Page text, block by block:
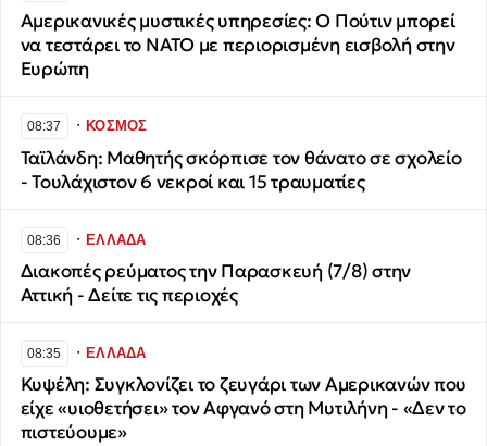
Αμερικανικές μυστικές υπηρεσίες: Ο Πούτιν μπορεί
να τεστάρει το ΝΑΤΟ με περιορισμένη εισβολή στην
Ευρώπη
08:37 ∙ΚΟΣΜΟΣ
Ταϊλάνδη: Μαθητής σκόρπισε τον θάνατο σε σχολείο
- Τουλάχιστον 6 νεκροί και 15 τραυματίες
08:36 ∙ΕΛΛΑΔΑ
Διακοπές ρεύματος την Παρασκευή (7/8) στην
Αττική - Δείτε τις περιοχές
08:35 ∙ΕΛΛΑΔΑ
Κυψέλη: Συγκλονίζει το ζευγάρι των Αμερικανών που
είχε «υιοθετήσει» τον Αφγανό στη Μυτιλήνη - «Δεν το
πιστεύουμε»